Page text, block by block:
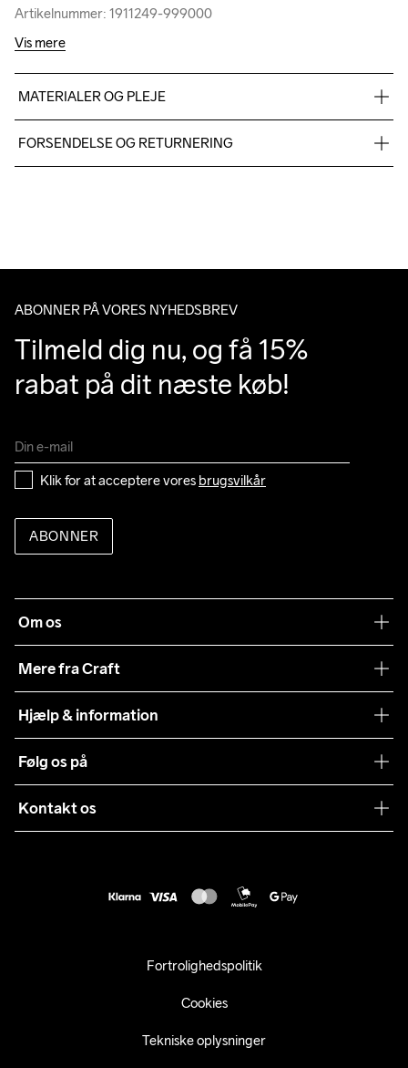
Artikelnummer: 1911249-999000
Artikelnummer: 1911249-999000
Vis mere
MATERIALER OG PLEJE
FORSENDELSE OG RETURNERING
ABONNER PÅ VORES NYHEDSBREV
Tilmeld dig nu, og få 15%
rabat på dit næste køb!
Klik for at acceptere vores brugsvilkår
ABONNER
Om os
Mere fra Craft
Samarbejder
Presse
Sustainability
Hjælp & information
Levering
Kundeservice
Følg os på
Kontakt os
Fortrolighedspolitik
Cookies
Tekniske oplysninger